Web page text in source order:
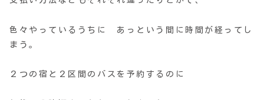
色々やっているうちに あっという間に時間が経ってし
まう。
２つの宿と２区間のバスを予約するのに